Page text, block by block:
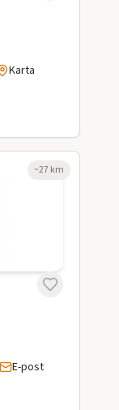
Karta
E-post
~27km